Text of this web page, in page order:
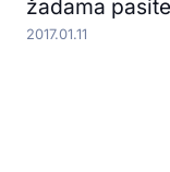
žadama
2017.01.11